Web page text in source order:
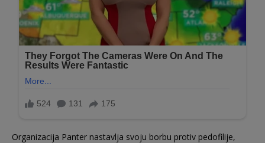
Organizacija Panter nastavlja svoju borbu protiv pedofilije,